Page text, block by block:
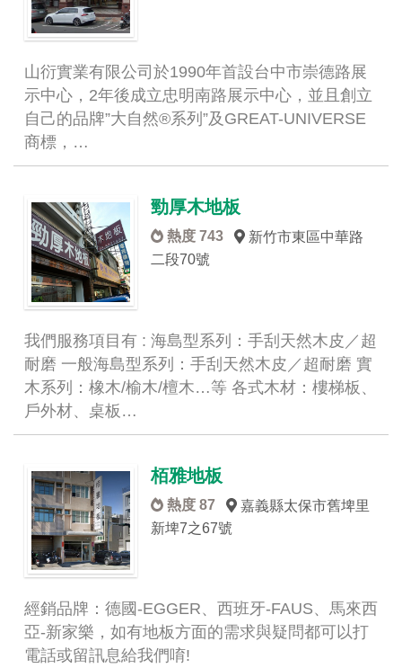
山衍實業有限公司於1990年首設台中市崇德路展
示中心，2年後成立忠明南路展示中心，並且創立
自己的品牌”大自然®系列”及GREAT-UNIVERSE
商標，…
勁厚木地板
熱度 743
新竹市東區中華路
二段70號
我們服務項目有 : 海島型系列：手刮天然木皮／超
耐磨 一般海島型系列：手刮天然木皮／超耐磨 實
木系列：橡木/榆木/檀木…等 各式木材：樓梯板、
戶外材、桌板…
栢雅地板
熱度 87
嘉義縣太保市舊埤里
新埤7之67號
經銷品牌：德國-EGGER、西班牙-FAUS、馬來西
亞-新家樂，如有地板方面的需求與疑問都可以打
電話或留訊息給我們唷!